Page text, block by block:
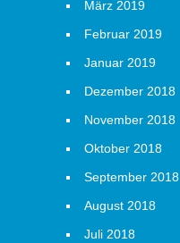
März 2019
Februar 2019
Januar 2019
Dezember 2018
November 2018
Oktober 2018
September 2018
August 2018
Juli 2018